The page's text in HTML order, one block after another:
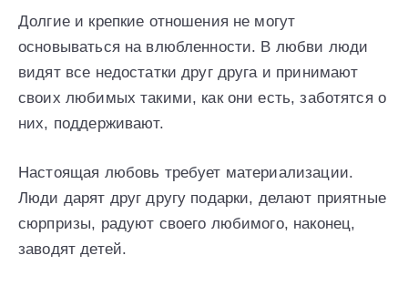
Долгие и крепкие отношения не могут
основываться на влюбленности. В любви люди
видят все недостатки друг друга и принимают
своих любимых такими, как они есть, заботятся о
них, поддерживают.
Настоящая любовь требует материализации.
Люди дарят друг другу подарки, делают приятные
сюрпризы, радуют своего любимого, наконец,
заводят детей.